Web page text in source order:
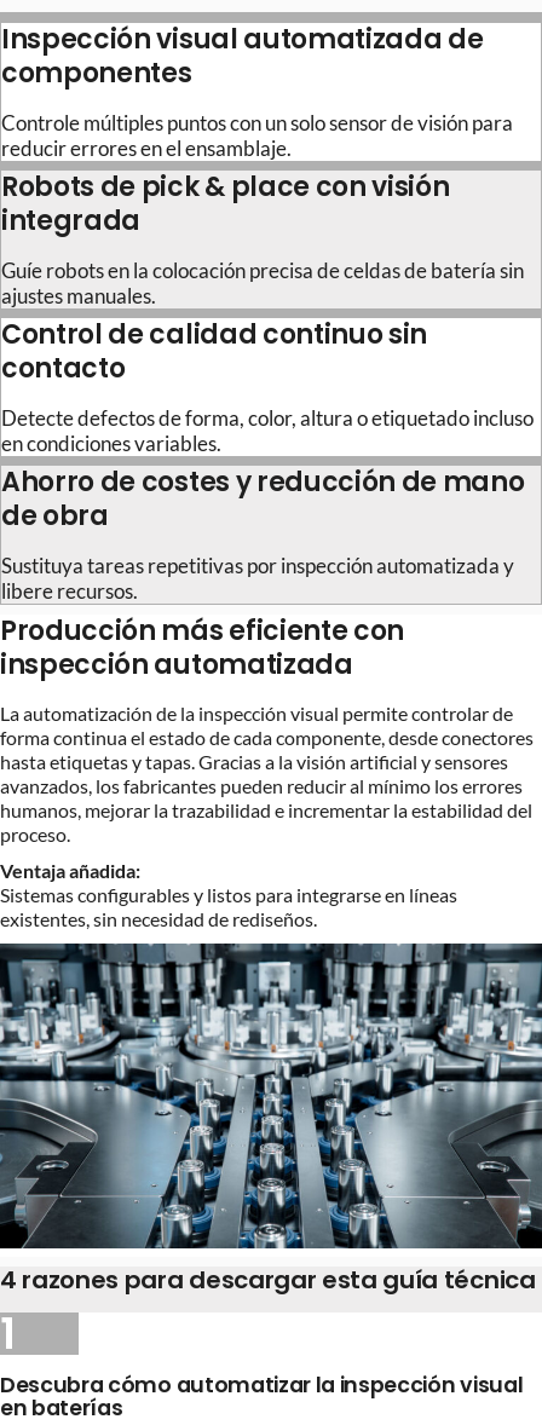
Inspección visual automatizada de
componentes
Controle múltiples puntos con un solo sensor de visión para
reducir errores en el ensamblaje.
Robots de pick & place con visión
integrada
Guíe robots en la colocación precisa de celdas de batería sin
ajustes manuales.
Control de calidad continuo sin
contacto
Detecte defectos de forma, color, altura o etiquetado incluso
en condiciones variables.
Ahorro de costes y reducción de mano
de obra
Sustituya tareas repetitivas por inspección automatizada y
libere recursos.
Producción más eficiente con
inspección automatizada
La automatización de la inspección visual permite controlar de
forma continua el estado de cada componente, desde conectores
hasta etiquetas y tapas. Gracias a la visión artificial y sensores
avanzados, los fabricantes pueden reducir al mínimo los errores
humanos, mejorar la trazabilidad e incrementar la estabilidad del
proceso.
Ventaja añadida:
Sistemas configurables y listos para integrarse en líneas
existentes, sin necesidad de rediseños.
4 razones para descargar esta guía técnica
1
Descubra cómo automatizar la inspección visual
en baterías